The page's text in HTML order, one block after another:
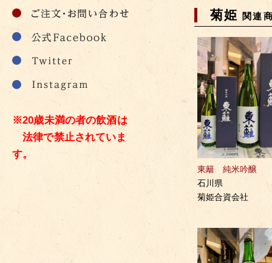
菊姫関連
東籬 純米吟醸
石川県
菊姫合資会社
※20歳未満の者の飲酒は
法律で禁止されていま
す。